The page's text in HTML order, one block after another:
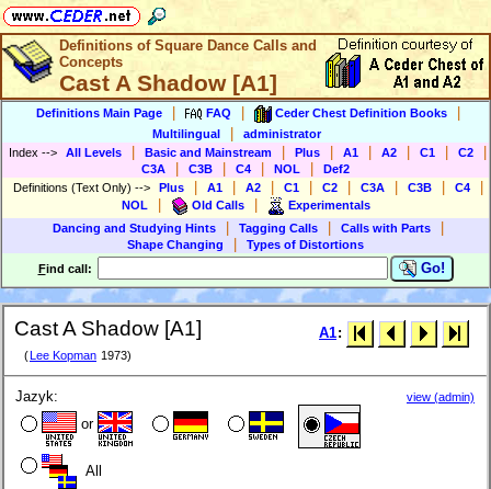
Definitions of Square Dance Calls and
Concepts
Cast A Shadow [A1]
Definitions Main Page FAQ Ceder Chest Definition Books
Multilingual
administrator
Index --> All Levels Basic and Mainstream Plus A1 A2 C1 C2
C3A C3B C4 NOL
Def2
Definitions (Text Only) --> Plus A1 A2 C1 C2 C3A C3B C4
NOL Old Calls
Experimentals
Dancing and Studying Hints
Tagging Calls Calls with Parts
Shape Changing
Types of Distortions
Find call: Go!
Cast A Shadow [A1]
( Lee Kopman 1973)
A1:
Jazyk:
or
All
view (admin)